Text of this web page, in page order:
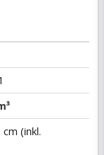
cm (inkl.